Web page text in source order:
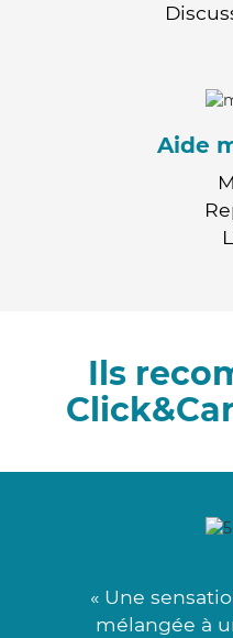
Aide
Ils
« Une
mélangée à